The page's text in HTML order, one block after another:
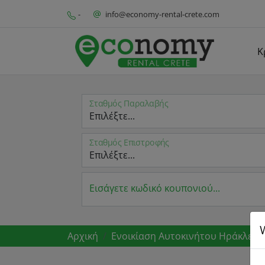
- info@economy-rental-crete.com
Σταθμός Παραλαβής
Σταθμός Επιστροφής
Εισάγετε κωδικό κουπονιού...
Αρχική Ενοικίαση Αυτοκινήτου Ηράκλειο